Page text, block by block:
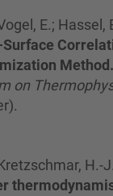
E.; Hassel,
Method.
on
H.-